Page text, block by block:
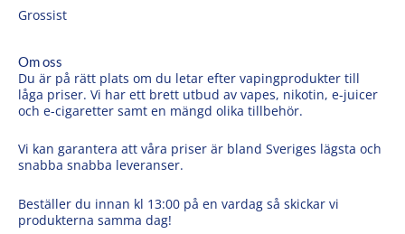
Grossist
Om oss
Du är på rätt plats om du letar efter vapingprodukter till
låga priser. Vi har ett brett utbud av vapes, nikotin, e-juicer
och e-cigaretter samt en mängd olika tillbehör.
Vi kan garantera att våra priser är bland Sveriges lägsta och
snabba snabba leveranser.
Beställer du innan kl 13:00 på en vardag så skickar vi
produkterna samma dag!